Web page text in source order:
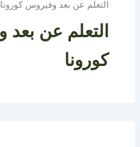
التعلم عن بعد وفيروس كورونا
التعلم عن
كورونا